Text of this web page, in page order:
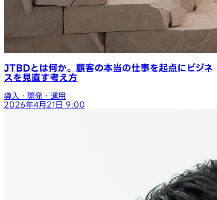
JTBDとは何か。顧客の本当の仕事を起点にビジネ
スを見直す考え方
導入・開発・運用
2026年4月21日 9:00